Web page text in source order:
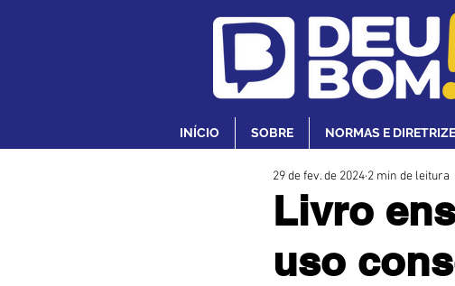
INÍCIO SOBRE NORMAS E
Livro
uso
29 de fev. de 2024 2 min de leitura